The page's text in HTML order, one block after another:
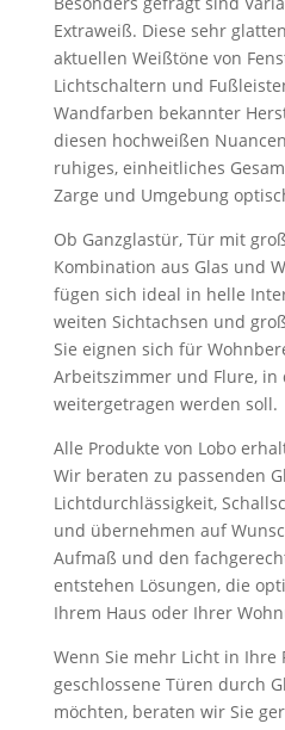
Extraweiß. Diese sehr
aktuellen Weißtöne von
Lichtschaltern und
Wandfarben bekannter
diesen hochweißen
ruhiges, einheitliches
Zarge und Umgebung
Ob Ganzglastür, Tür mit
Kombination aus Glas und
fügen sich ideal in helle
weiten Sichtachsen und
Sie eignen sich für
Arbeitszimmer und Flure, in
weitergetragen werden soll.
Alle Produkte von Lobo
Wir beraten zu passenden
Lichtdurchlässigkeit,
und übernehmen auf
Aufmaß und den
entstehen Lösungen, die
Ihrem Haus oder Ihrer
Wenn Sie mehr Licht in Ihre
geschlossene Türen durch
möchten, beraten wir Sie